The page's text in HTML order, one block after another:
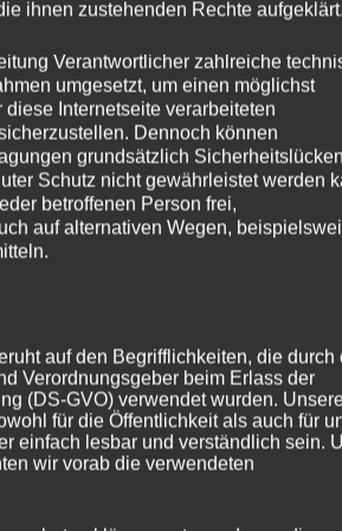
Eigentümer stehen vor der
ihnen zustehenden Rechte
Verantwortlicher zahlreiche
umgesetzt, um einen möglichst
Internetseite verarbeiteten
Dennoch können
grundsätzlich
Schutz nicht gewährleistet werden
betroffenen Person frei,
auf alternativen Wegen,
auf den Begrifflichkeiten, die durch
Verordnungsgeber beim Erlass der
(DS-GVO) verwendet wurden.
für die Öffentlichkeit als auch für
einfach lesbar und verständlich sein.
wir vorab die verwendeten